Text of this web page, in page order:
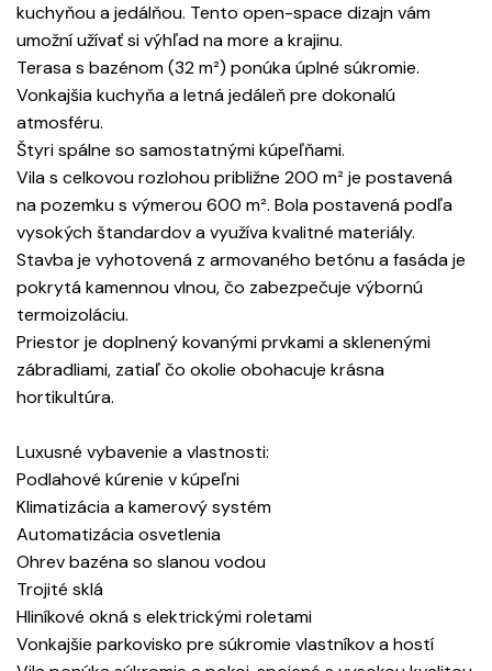
kuchyňou a jedálňou. Tento open-space dizajn vám
umožní užívať si výhľad na more a krajinu.
Terasa s bazénom (32 m²) ponúka úplné súkromie.
Vonkajšia kuchyňa a letná jedáleň pre dokonalú
atmosféru.
Štyri spálne so samostatnými kúpeľňami.
Vila s celkovou rozlohou približne 200 m² je postavená
na pozemku s výmerou 600 m². Bola postavená podľa
vysokých štandardov a využíva kvalitné materiály.
Stavba je vyhotovená z armovaného betónu a fasáda je
pokrytá kamennou vlnou, čo zabezpečuje výbornú
termoizoláciu.
Priestor je doplnený kovanými prvkami a sklenenými
zábradliami, zatiaľ čo okolie obohacuje krásna
hortikultúra.
Luxusné vybavenie a vlastnosti:
Podlahové kúrenie v kúpeľni
Klimatizácia a kamerový systém
Automatizácia osvetlenia
Ohrev bazéna so slanou vodou
Trojité sklá
Hliníkové okná s elektrickými roletami
Vonkajšie parkovisko pre súkromie vlastníkov a hostí